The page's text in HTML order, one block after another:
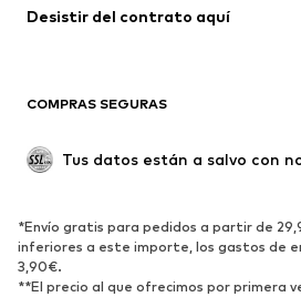
Ropa de baño
Nuevo
Zapatos bajos
Zapatos abiertos
Desistir del contrato aquí
COMPRAS SEGURAS
Tus datos están a salvo con
*Envío gratis para pedidos a partir de
inferiores a este importe, los gastos de
3,90€.
**El precio al que ofrecimos por primera